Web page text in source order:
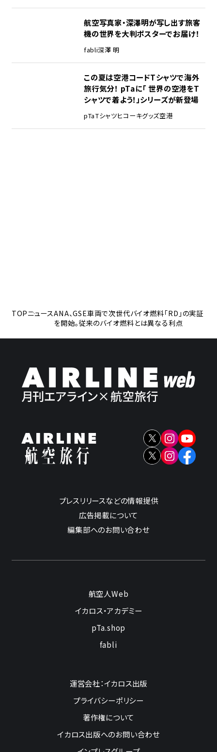
航空写真家・深澤明が写し出す旅客
機の世界を大判ポスターでお届け！
fabli深澤 明
この夏は空港コードTシャツで海外
旅行気分！ pTaに「 世界の空港をT
シャツで着よう！」シリーズが新登場
pTaTシャツヒコーキグッズ空港
TOPニュースANA、GSE車両で次世代バイオ燃料「RD」の実証
を開始。従来のバイオ燃料とは異なる利点
プレスリリースなどの情報提供
広告掲載について
編集部へのお問い合わせ
航空人Web
イカロス・アカデミー
pTa.shop
fabli
運営会社：イカロス出版
プライバシーポリシー
著作権について
イカロス出版へのお問い合わせ